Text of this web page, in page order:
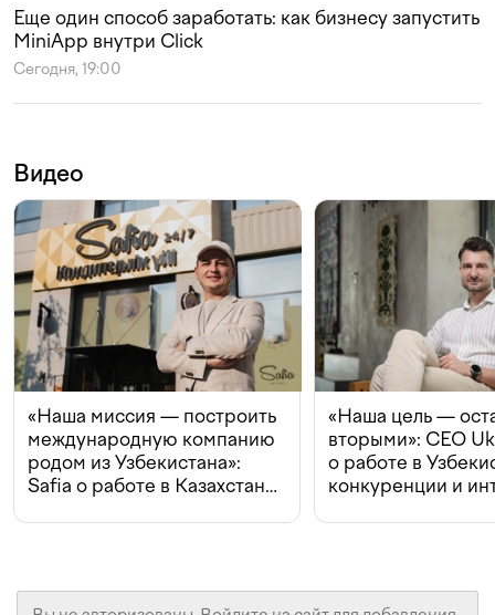
Еще один способ заработать: как бизнесу запустить
MiniApp внутри Click
Сегодня, 19:00
Видео
«Наша миссия — построить
международную компанию
родом из Узбекистана»:
Safia о работе в Казахстане,
«Наша цель —
вторыми»: CEO
о работе в
конкуренции и